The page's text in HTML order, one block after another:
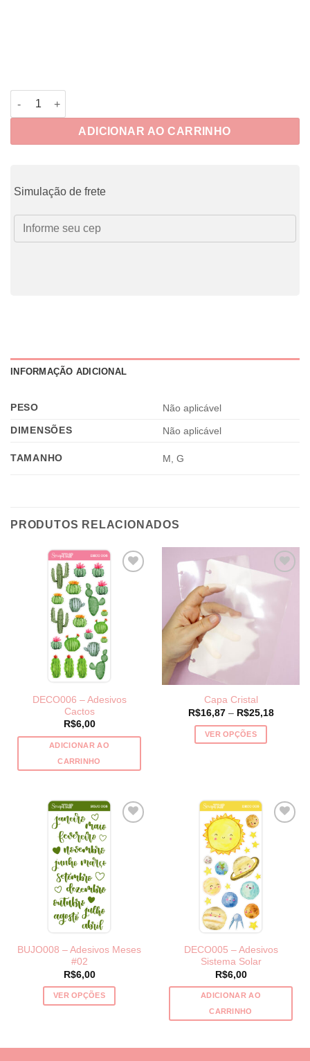
Refil Scrap Livros Vintage quantidade
ADICIONAR AO CARRINHO
Simulação de frete
INFORMAÇÃO ADICIONAL
PESO
Não aplicável
DIMENSÕES
Não aplicável
TAMANHO M, G
PRODUTOS RELACIONADOS
DECO006 – Adesivos
Cactos
R$6,00
ADICIONAR AO
CARRINHO
Capa Cristal
R$16,87 – R$25,18Price
VER OPÇÕES
variantes.
As
opções
podem
ser
escolhidas
na
página
do
BUJO008 – Adesivos Meses
#02
R$6,00
VER OPÇÕES
DECO005 – Adesivos
Sistema Solar
R$6,00
ADICIONAR AO
CARRINHO